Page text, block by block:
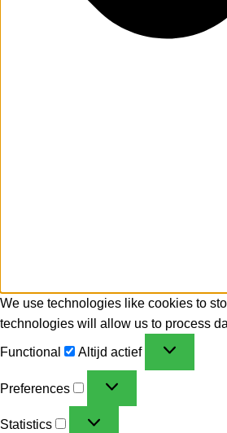
We use technologies like cookies to
technologies will allow us to process
Functional Altijd actief
Preferences
Statistics